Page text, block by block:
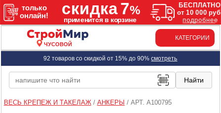
ЧУСОВОЙ
КАТЕГОРИИ
92 товаров со скидкой от 15% до 90%смотреть
ВЕСЬ КРЕПЕЖ И ТАКЕЛАЖ/ АНКЕРЫ / АРТ. A100795